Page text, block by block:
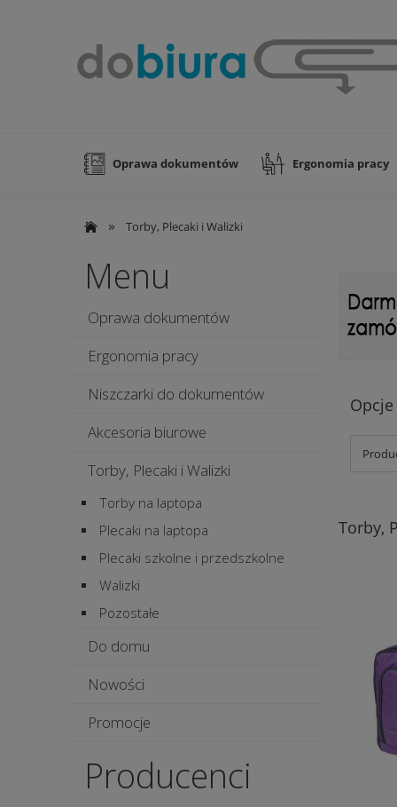
Oprawa dokumentów Ergonomia pracy
Nowości
» Torby, Plecaki i Walizki
Menu
Oprawa dokumentów
Ergonomia pracy
Niszczarki do dokumentów
Akcesoria biurowe
Torby, Plecaki i Walizki
Torby na laptopa
Plecaki na laptopa
Plecaki szkolne i przedszkolne
Walizki
Pozostałe
Do domu
Nowości
Promocje
Producenci
Torby,